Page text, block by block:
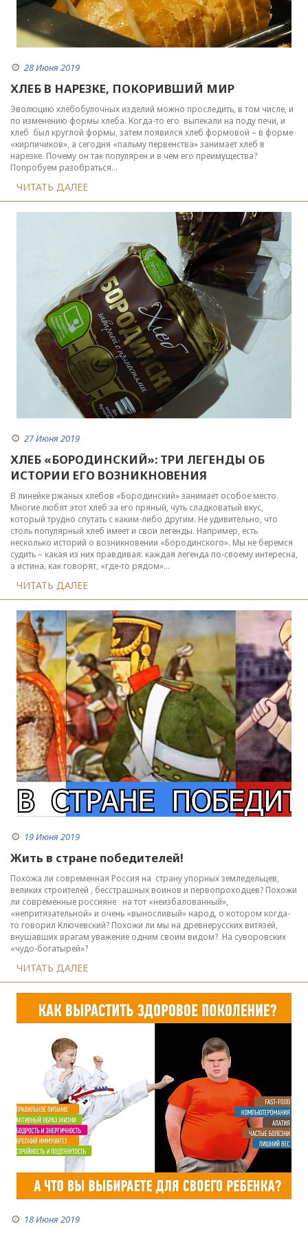
28 Июня 2019
ХЛЕБ В НАРЕЗКЕ, ПОКОРИВШИЙ МИР
Эволюцию хлебобулочных изделий можно проследить, в том числе, и
по изменению формы хлеба. Когда-то его выпекали на поду печи, и
хлеб был круглой формы, затем появился хлеб формовой – в форме
«кирпичиков», а сегодня «пальму первенства» занимает хлеб в
нарезке. Почему он так популярен и в чем его преимущества?
Попробуем разобраться…
ЧИТАТЬ ДАЛЕЕ
27 Июня 2019
ХЛЕБ «БОРОДИНСКИЙ»: ТРИ ЛЕГЕНДЫ ОБ
ИСТОРИИ ЕГО ВОЗНИКНОВЕНИЯ
В линейке ржаных хлебов «Бородинский» занимает особое место.
Многие любят этот хлеб за его пряный, чуть сладковатый вкус,
который трудно спутать с каким-либо другим. Не удивительно, что
столь популярный хлеб имеет и свои легенды. Например, есть
несколько историй о возникновении «Бородинского». Мы не беремся
судить – какая из них правдивая: каждая легенда по-своему интересна,
а истина, как говорят, «где-то рядом»…
ЧИТАТЬ ДАЛЕЕ
19 Июня 2019
Жить в стране победителей!
Похожа ли современная Россия на страну упорных земледельцев,
великих строителей , бесстрашных воинов и первопроходцев? Похожи
ли современные россияне на тот «неизбалованный»,
«непритязательной» и очень «выносливый» народ, о котором когда-
то говорил Ключевский? Похожи ли мы на древнерусских витязей,
внушавших врагам уважение одним своим видом? На суворовских
«чудо-богатырей»?
ЧИТАТЬ ДАЛЕЕ
18 Июня 2019